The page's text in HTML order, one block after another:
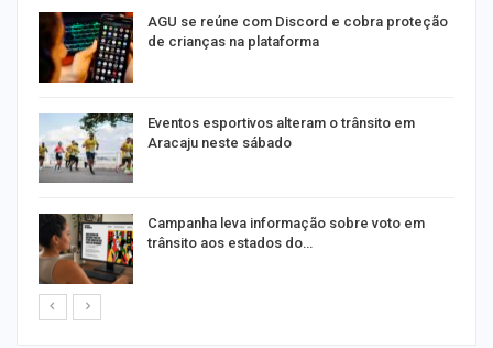
AGU se reúne com Discord e cobra proteção
de crianças na plataforma
Eventos esportivos alteram o trânsito em
Aracaju neste sábado
Campanha leva informação sobre voto em
trânsito aos estados do…